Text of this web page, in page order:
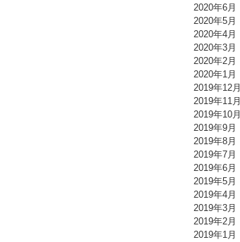
2020年6月
2020年5月
2020年4月
2020年3月
2020年2月
2020年1月
2019年12月
2019年11月
2019年10月
2019年9月
2019年8月
2019年7月
2019年6月
2019年5月
2019年4月
2019年3月
2019年2月
2019年1月